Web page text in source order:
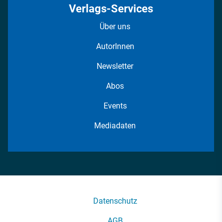
Verlags-Services
Über uns
AutorInnen
Newsletter
Abos
Events
Mediadaten
Datenschutz